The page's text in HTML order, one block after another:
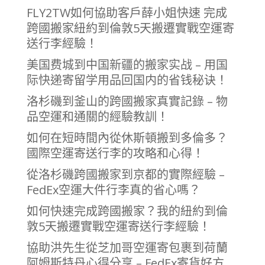
FLY2TW如何協助客戶薛小姐快速 完成
跨國搬家紐約到倫敦5天搬遷實戰空運寄
送行李經驗！
美国费城到中国新疆的搬家实战 – 用国
际快递寄留学用品回国内的省钱秘诀！
洛杉磯到釜山的跨國搬家真實記錄 – 物
品空運和通關的經驗教訓！
如何在短時間內從休斯頓搬到多倫多？
國際空運寄送行李的攻略和心得！
從洛杉磯跨國搬家到京都的實際經驗 –
FedEx空運大件行李真的省心嗎？
如何快速完成跨國搬家？我的紐約到倫
敦5天搬遷實戰空運寄送行李經驗！
協助洪先生從芝加哥空運寄包裹到荷蘭